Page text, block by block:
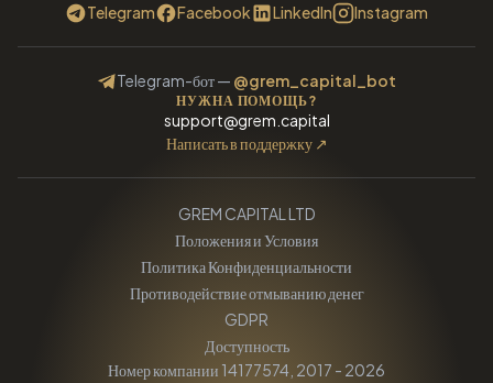
Telegram Facebook LinkedIn Instagram
Telegram-бот— @grem_capital_bot
НУЖНА ПОМОЩЬ?
support@grem.capital
Написать в поддержку↗
GREM CAPITAL LTD
Положения и Условия
Политика Конфиденциальности
Противодействие отмыванию денег
GDPR
Доступность
Номер компании 14177574, 2017 - 2026